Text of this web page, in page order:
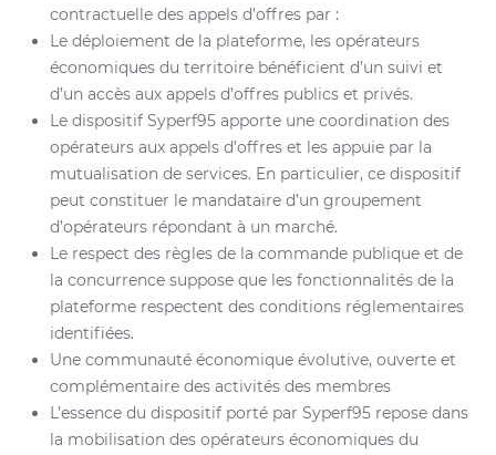
contractuelle des appels d’offres par :
Le déploiement de la plateforme, les opérateurs
économiques du territoire bénéficient d’un suivi et
d’un accès aux appels d’offres publics et privés.
Le dispositif Syperf95 apporte une coordination des
opérateurs aux appels d’offres et les appuie par la
mutualisation de services. En particulier, ce dispositif
peut constituer le mandataire d’un groupement
d’opérateurs répondant à un marché.
Le respect des règles de la commande publique et de
la concurrence suppose que les fonctionnalités de la
plateforme respectent des conditions réglementaires
identifiées.
Une communauté économique évolutive, ouverte et
complémentaire des activités des membres
L’essence du dispositif porté par Syperf95 repose dans
la mobilisation des opérateurs économiques du